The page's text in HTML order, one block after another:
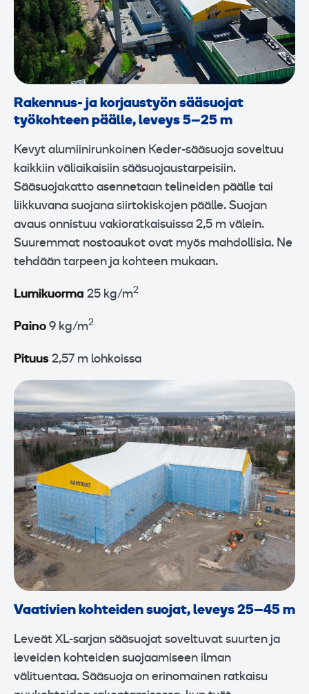
Rakennus- ja korjaustyön sääsuojat
työkohteen päälle, leveys 5–25 m
Kevyt alumiinirunkoinen Keder-sääsuoja soveltuu
kaikkiin väliaikaisiin sääsuojaustarpeisiin.
Sääsuojakatto asennetaan telineiden päälle tai
liikkuvana suojana siirtokiskojen päälle. Suojan
avaus onnistuu vakioratkaisuissa 2,5 m välein.
Suuremmat nostoaukot ovat myös mahdollisia. Ne
tehdään tarpeen ja kohteen mukaan.
Lumikuorma 25 kg/m2
Paino 9 kg/m2
Pituus 2,57 m lohkoissa
Vaativien kohteiden suojat, leveys 25–45 m
Leveät XL-sarjan sääsuojat soveltuvat suurten ja
leveiden kohteiden suojaamiseen ilman
välituentaa. Sääsuoja on erinomainen ratkaisu